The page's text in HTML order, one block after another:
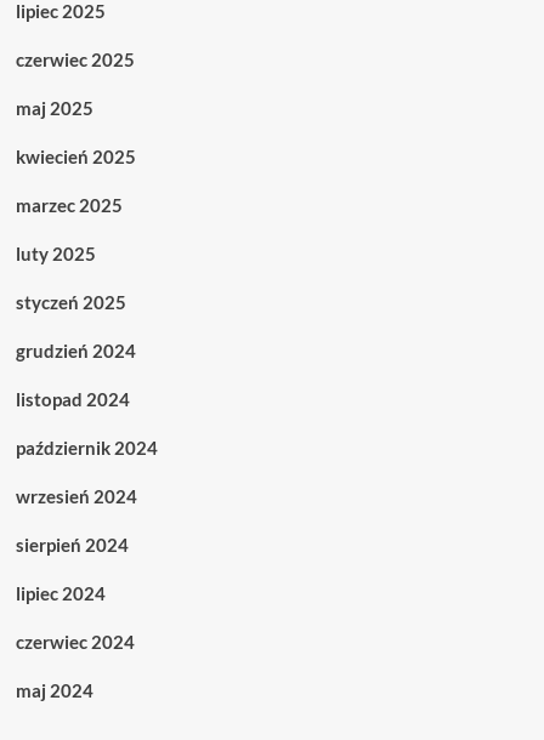
lipiec 2025
czerwiec 2025
maj 2025
kwiecień 2025
marzec 2025
luty 2025
styczeń 2025
grudzień 2024
listopad 2024
październik 2024
wrzesień 2024
sierpień 2024
lipiec 2024
czerwiec 2024
maj 2024